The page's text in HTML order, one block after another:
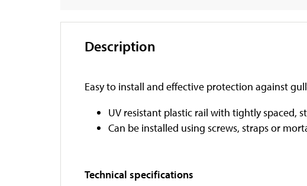
Description
Easy to install and effective protection against
UV resistant plastic rail with tightly spaced,
Can be installed using screws, straps or
Technical specifications